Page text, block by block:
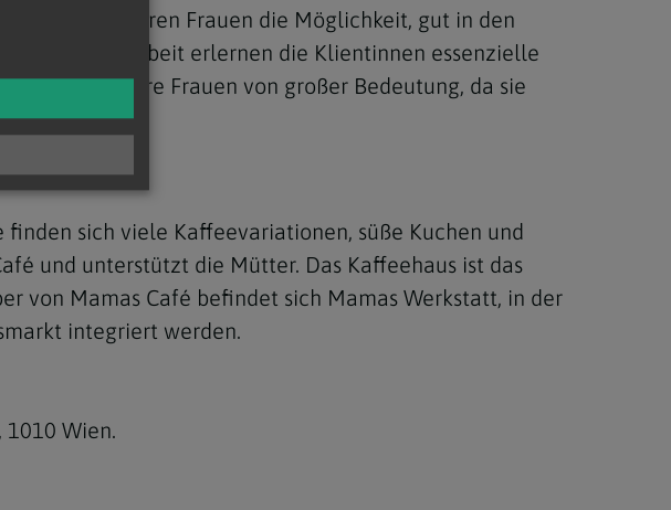
bietet unseren Frauen die Möglichkeit, gut in den
Arbeit erlernen die Klientinnen essenzielle
ist für unsere Frauen von großer Bedeutung, da sie
sich viele Kaffeevariationen, süße Kuchen und
und unterstützt die Mütter. Das Kaffeehaus ist das
von Mamas Café befindet sich Mamas Werkstatt, in der
integriert werden.
Wien.